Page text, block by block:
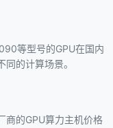
等型号的GPU在国内
的计算场景。
商的GPU算力主机价格